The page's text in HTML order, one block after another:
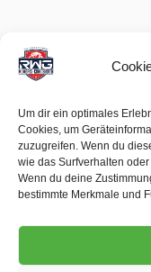
Um dir ein optimales
Cookies, um
zuzugreifen. Wenn du
wie das Surfverhalten
Wenn du deine
bestimmte Merkmale und